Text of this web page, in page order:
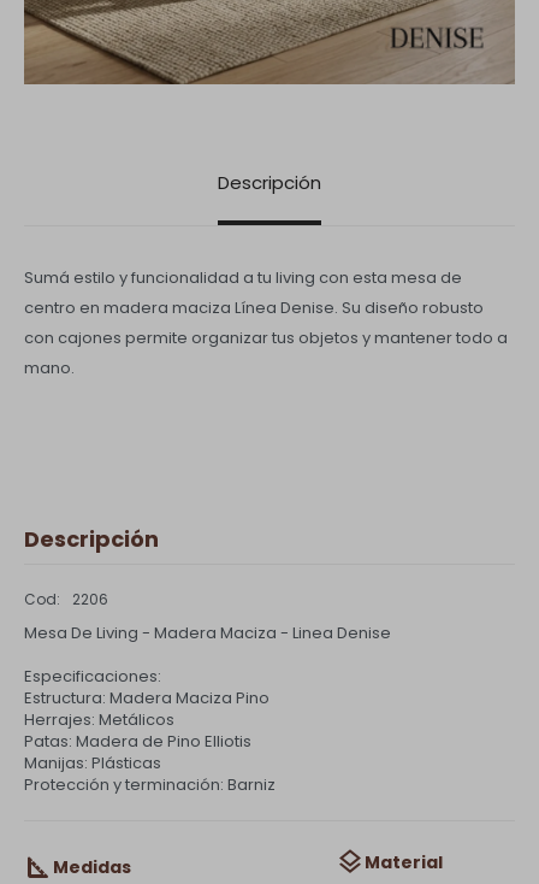
Descripción
Sumá estilo y funcionalidad a tu living con esta mesa de
centro en madera maciza Línea Denise. Su diseño robusto
con cajones permite organizar tus objetos y mantener todo a
mano.
Descripción
2206
Mesa De Living - Madera Maciza - Linea Denise
Especificaciones:
Estructura: Madera Maciza Pino
Herrajes: Metálicos
Patas: Madera de Pino Elliotis
Manijas: Plásticas
Protección y terminación: Barniz
Medidas Material